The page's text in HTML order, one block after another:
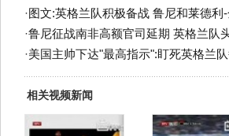
· 图文:英格兰队积极备战 鲁尼和莱德利-
·鲁尼征战南非高额官司延期 英格兰队
·美国主帅下达"最高指示":盯死英格兰
相关视频新闻